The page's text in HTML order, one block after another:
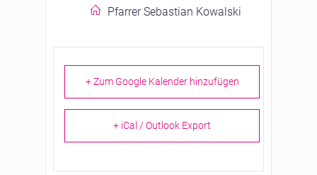
Pfarrer Sebastian Kowalski
+ Zum Google Kalender hinzufügen
+ iCal / Outlook Export